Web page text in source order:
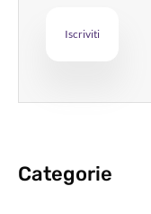
Categorie